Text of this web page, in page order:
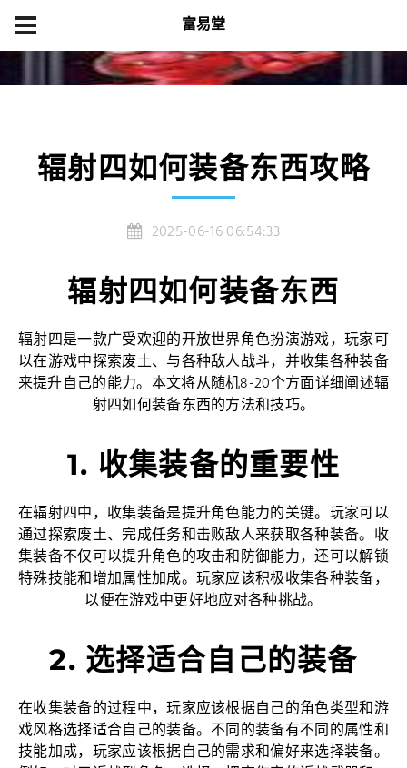
富易堂
辐射四如何装备东西攻略
2025-06-16 06:54:33
辐射四如何装备东西
辐射四是一款广受欢迎的开放世界角色扮演游戏，玩家可
以在游戏中探索废土、与各种敌人战斗，并收集各种装备
来提升自己的能力。本文将从随机8-20个方面详细阐述辐
射四如何装备东西的方法和技巧。
1. 收集装备的重要性
在辐射四中，收集装备是提升角色能力的关键。玩家可以
通过探索废土、完成任务和击败敌人来获取各种装备。收
集装备不仅可以提升角色的攻击和防御能力，还可以解锁
特殊技能和增加属性加成。玩家应该积极收集各种装备，
以便在游戏中更好地应对各种挑战。
2. 选择适合自己的装备
在收集装备的过程中，玩家应该根据自己的角色类型和游
戏风格选择适合自己的装备。不同的装备有不同的属性和
技能加成，玩家应该根据自己的需求和偏好来选择装备。